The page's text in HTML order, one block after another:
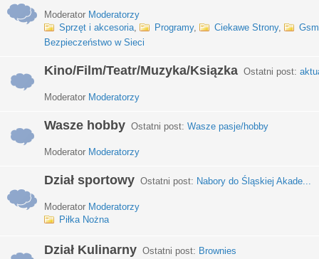
Moderator Moderatorzy
Sprzęt i akcesoria, Programy, Ciekawe Strony,
Gsm
Bezpieczeństwo w Sieci
Kino/Film/Teatr/Muzyka/Ksiązka Ostatni post:
Moderator Moderatorzy
Wasze hobby Ostatni post: Wasze pasje/hobby
Moderator Moderatorzy
Dział sportowy Ostatni post: Nabory do Śląskiej Akade...
Moderator Moderatorzy
Piłka Nożna
Dział Kulinarny Ostatni post: Brownies